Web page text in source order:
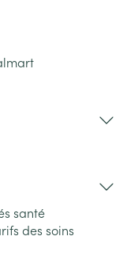
santé
des soins